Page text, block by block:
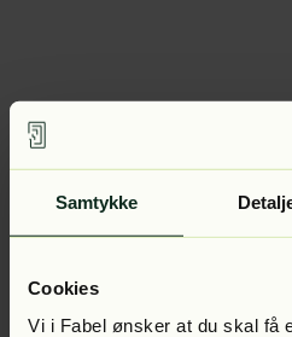
Samtykke
Cookies
Vi i Fabel ønsker at du skal få